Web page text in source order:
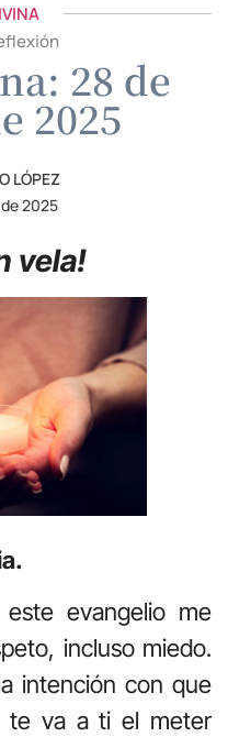
28 de
2025
LÓPEZ
2025
vela!
evangelio me
incluso miedo.
intención con que
te va a ti el meter